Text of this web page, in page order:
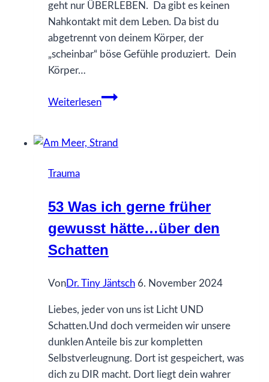
geht nur ÜBERLEBEN. Da gibt es keinen
Nahkontakt mit dem Leben. Da bist du
abgetrennt von deinem Körper, der
„scheinbar“ böse Gefühle produziert. Dein
Körper…
Weiterlesen
63
gerne
über
Dissoziation
Trauma
53 Was ich gerne früher
gewusst hätte…über den
Schatten
VonDr. Tiny Jäntsch 6. November 2024
Liebes, jeder von uns ist Licht UND
Schatten.Und doch vermeiden wir unsere
dunklen Anteile bis zur kompletten
Selbstverleugnung. Dort ist gespeichert, was
dich zu DIR macht. Dort liegt dein wahrer